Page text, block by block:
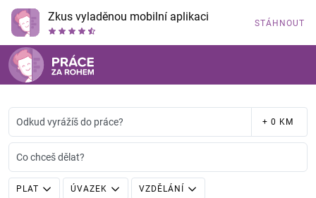
Zkus vyladěnou mobilní aplikaci STÁHNOUT
Odkud vyrážíš do práce? + 0 KM
Co chceš dělat?
PLAT ÚVAZEK VZDĚLÁNÍ